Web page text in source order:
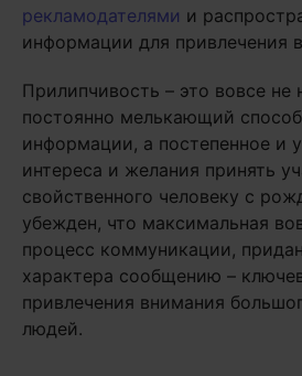
рекламодателями и
информации для привлечения
Прилипчивость – это вовсе не
постоянно мелькающий
информации, а постепенное и
интереса и желания принять
свойственного человеку с
убежден, что максимальная
процесс коммуникации,
характера сообщению –
привлечения внимания
людей.